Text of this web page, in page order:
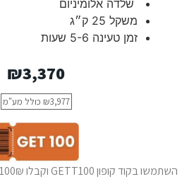
שלדה אלומיניום
משקל 25 ק״ג
זמן טעינה 5-6 שעות
₪3,370
₪3,977 כולל מע"מ